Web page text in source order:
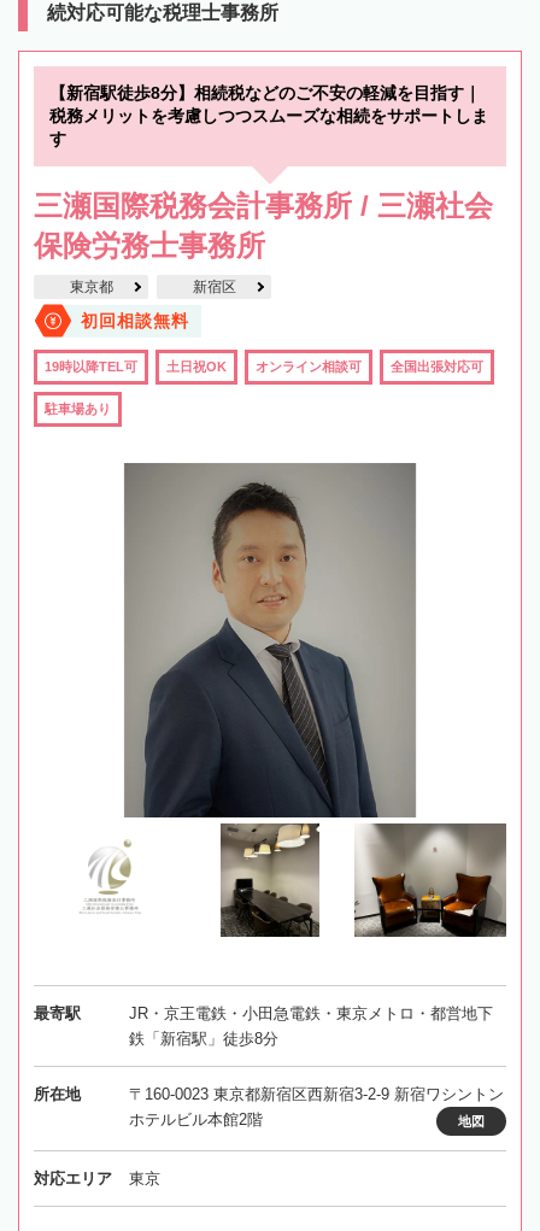
続対応可能な税理士事務所
【新宿駅徒歩8分】相続税などのご不安の軽減を目指す｜
税務メリットを考慮しつつスムーズな相続をサポートしま
す
三瀬国際税務会計事務所 / 三瀬社会
保険労務士事務所
東京都 新宿区
初回相談無料
19時以降TEL可 土日祝OK オンライン相談可 全国出張対応可
駐車場あり
最寄駅
JR・京王電鉄・小田急電鉄・東京メトロ・都営地下
鉄「新宿駅」徒歩8分
所在地
〒160-0023 東京都新宿区西新宿3-2-9 新宿ワシントン
ホテルビル本館2階
地図
対応エリア 東京